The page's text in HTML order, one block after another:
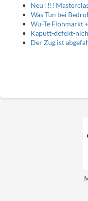
Neu !!!!
Was Tun bei
Wu-Te Flohmarkt
Kaputt-defekt-
Der Zug ist